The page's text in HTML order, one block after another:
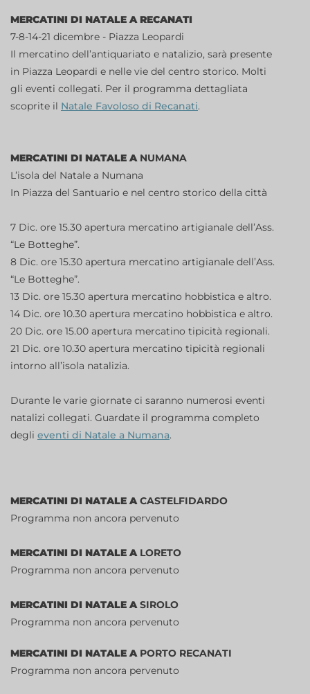
MERCATINI DI NATALE ARECANATI
7-8-14-21 dicembre - Piazza Leopardi
Il mercatino dell’antiquariato e natalizio, sarà presente
in Piazza Leopardi e nelle vie del centro storico. Molti
gli eventi collegati. Per il programma dettagliata
scoprite il Natale Favoloso di Recanati.
MERCATINI DI NATALE A NUMANA
L’isola del Natale a Numana
In Piazza del Santuario e nel centro storico della città
7 Dic. ore 15.30 apertura mercatino artigianale dell’Ass.
“Le Botteghe”.
8 Dic. ore 15.30 apertura mercatino artigianale dell’Ass.
“Le Botteghe”.
13 Dic. ore 15.30 apertura mercatino hobbistica e altro.
14 Dic. ore 10.30 apertura mercatino hobbistica e altro.
20 Dic. ore 15.00 apertura mercatino tipicità regionali.
21 Dic. ore 10.30 apertura mercatino tipicità regionali
intorno all’isola natalizia.
Durante le varie giornate ci saranno numerosi eventi
natalizi collegati. Guardate il programma completo
degli eventi di Natale a Numana.
MERCATINI DI NATALE ACASTELFIDARDO
Programma non ancora pervenuto
MERCATINI DI NATALE A LORETO
Programma non ancora pervenuto
MERCATINI DI NATALE ASIROLO
Programma non ancora pervenuto
MERCATINI DI NATALE A PORTO RECANATI
Programma non ancora pervenuto